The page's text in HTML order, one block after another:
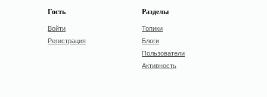
Гость
Войти
Регистрация
Разделы
Топики
Блоги
Пользователи
Активность